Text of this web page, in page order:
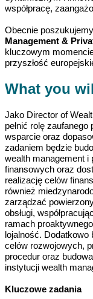
współpracę,
Obecnie
Management &
kluczowym
przyszłość
What you
Jako Director of
pełnić rolę
wsparcie oraz
zadaniem będzie
wealth management i
finansowych oraz
realizację celów
również
zarządzać
obsługi,
ramach
lojalność. Dodatkowo
celów rozwojowych,
procedur oraz
instytucji wealth
Kluczowe zadania